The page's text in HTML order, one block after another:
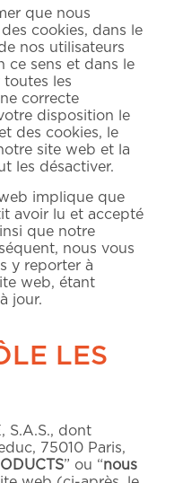
que nous
cookies, dans le
nos utilisateurs
ce sens et dans le
toutes les
correcte
disposition le
des cookies, le
site web et la
les désactiver.
implique que
avoir lu et accepté
que notre
nous vous
y reporter à
web, étant
jour.
LES
S.A.S., dont
75010 Paris,
” ou “nous